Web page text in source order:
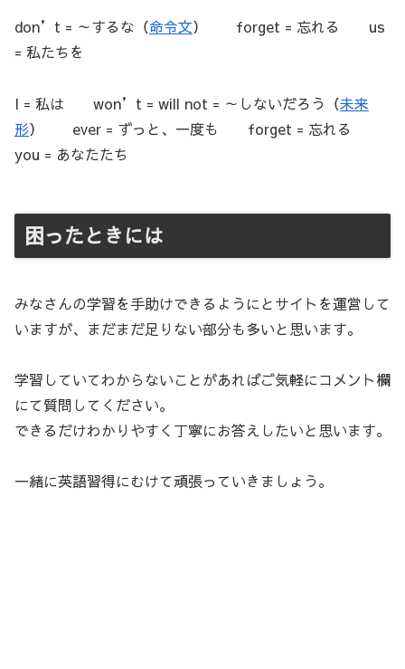
don’t = ～するな（命令文） forget = 忘れる us
= 私たちを
I = 私は won’t = will not = ～しないだろう（未来
形） ever = ずっと、一度も forget = 忘れる
you = あなたたち
困ったときには
みなさんの学習を手助けできるようにとサイトを運営して
いますが、まだまだ足りない部分も多いと思います。
学習していてわからないことがあればご気軽にコメント欄
にて質問してください。
できるだけわかりやすく丁寧にお答えしたいと思います。
一緒に英語習得にむけて頑張っていきましょう。